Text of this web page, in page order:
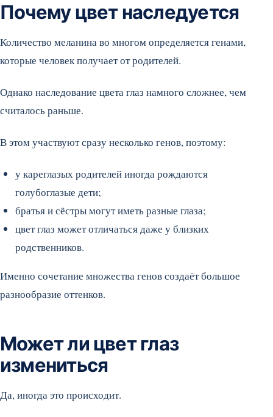
Почему цвет наследуется
Количество меланина во многом определяется генами,
которые человек получает от родителей.
Однако наследование цвета глаз намного сложнее, чем
считалось раньше.
В этом участвуют сразу несколько генов, поэтому:
у кареглазых родителей иногда рождаются
голубоглазые дети;
братья и сёстры могут иметь разные глаза;
цвет глаз может отличаться даже у близких
родственников.
Именно сочетание множества генов создаёт большое
разнообразие оттенков.
Может ли цвет глаз
измениться
Да, иногда это происходит.